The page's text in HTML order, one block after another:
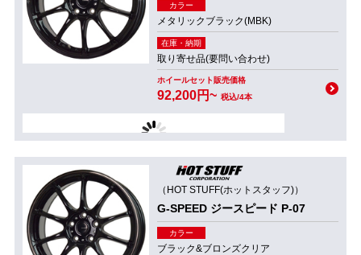
カラー
メタリックブラック(MBK)
在庫・納期
取り寄せ品(要問い合わせ)
ホイールセット販売価格
92,200円~ 税込/4本
（HOT STUFF(ホットスタッフ)）
G-SPEED ジースピード P-07
カラー
ブラック&ブロンズクリア